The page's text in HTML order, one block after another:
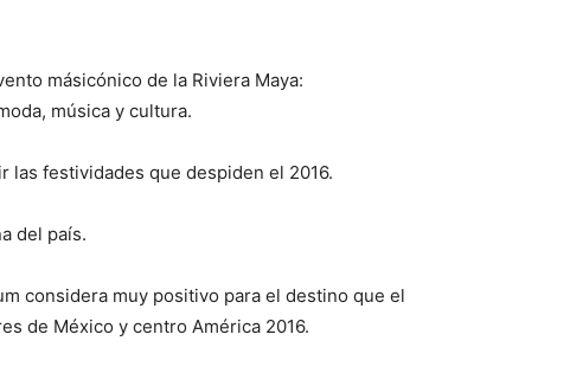
másicónico de la Riviera Maya:
música y cultura.
las festividades que despiden el 2016.
del país.
considera muy positivo para el destino que el
de México y centro América 2016.